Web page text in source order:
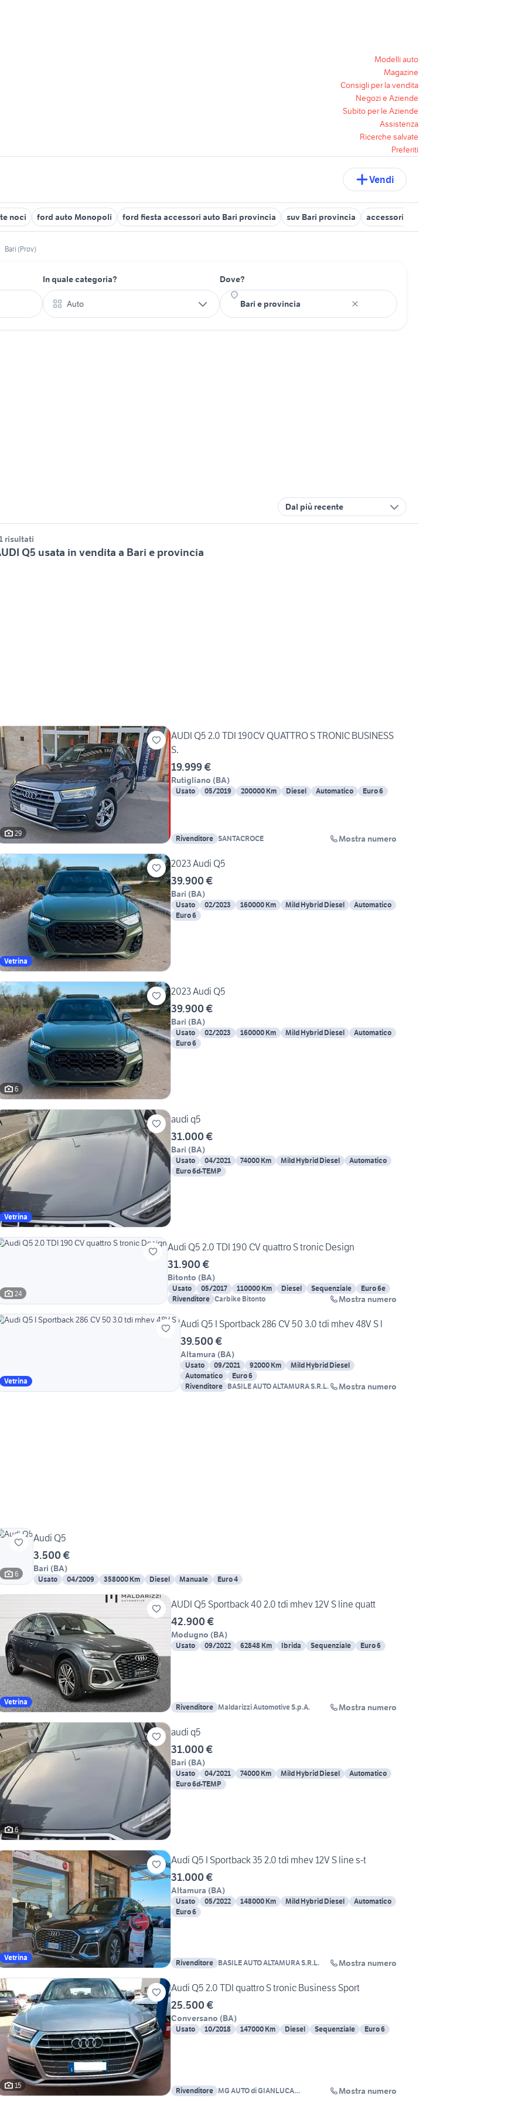
Modelli auto
Magazine
Consigli per la vendita
Negozi e Aziende
Subito per le Aziende
Assistenza
Ricerche salvate
Preferiti
Vendi
noci ford auto Monopoli ford fiesta accessori auto Bari provincia suv Bari provincia accessori auto Terlizzi
Bari (Prov)
In quale categoria?
Auto
Dove?
Dal più recente
risultati
Q5 usata in vendita a Bari e provincia
29
AUDI Q5 2.0 TDI 190CV QUATTRO S TRONIC BUSINESS
S.
19.999 €
Rutigliano (BA)
Usato 05/2019 200000 Km Diesel Automatico Euro 6
Rivenditore SANTACROCE Mostra numero
Vetrina
2023 Audi Q5
39.900 €
Bari (BA)
Usato 02/2023 160000 Km Mild Hybrid Diesel
Automatico
Euro 6
6
2023 Audi Q5
39.900 €
Bari (BA)
Usato 02/2023 160000 Km Mild Hybrid Diesel
Automatico
Euro 6
Vetrina
audi q5
31.000 €
Bari (BA)
Usato 04/2021 74000 Km Mild Hybrid Diesel
Automatico
Euro 6d-TEMP
24
Audi Q5 2.0 TDI 190 CV quattro S tronic Design
31.900 €
Bitonto (BA)
Usato 05/2017 110000 Km Diesel Sequenziale
Euro 6e
Rivenditore Carbike Bitonto Mostra numero
Vetrina
Audi Q5 I Sportback 286 CV 50 3.0 tdi mhev 48V S l
39.500 €
Altamura (BA)
Usato 09/2021 92000 Km
Mild Hybrid Diesel
Automatico
Euro 6
Rivenditore BASILE AUTO ALTAMURA S.R.L. Mostra numero
6
Audi Q5
3.500 €
Bari (BA)
Usato 04/2009 358000 Km Diesel Manuale Euro 4
Vetrina
AUDI Q5 Sportback 40 2.0 tdi mhev 12V S line quatt
42.900 €
Modugno (BA)
Usato 09/2022 62848 Km Ibrida Sequenziale Euro 6
Rivenditore Maldarizzi Automotive S.p.A. Mostra numero
6
audi q5
31.000 €
Bari (BA)
Usato 04/2021 74000 Km Mild Hybrid Diesel
Automatico
Euro 6d-TEMP
Vetrina
Audi Q5 I Sportback 35 2.0 tdi mhev 12V S line s-t
31.000 €
Altamura (BA)
Usato 05/2022 148000 Km Mild Hybrid Diesel
Automatico
Euro 6
Rivenditore BASILE AUTO ALTAMURA S.R.L. Mostra numero
15
Audi Q5 2.0 TDI quattro S tronic Business Sport
25.500 €
Conversano (BA)
Usato 10/2018 147000 Km Diesel Sequenziale Euro 6
Rivenditore MG AUTO di GIANLUCA
Mostra numero